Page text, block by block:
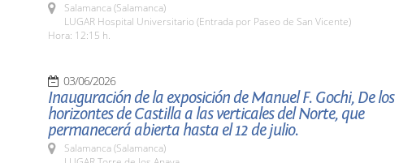
Salamanca (Salamanca)
LUGAR Hospital Universitario (Entrada por Paseo de San Vicente)
Hora: 12:15 h.
03/06/2026
Inauguración de la exposición de Manuel F. Gochi, De los
horizontes de Castilla a las verticales del Norte, que
permanecerá abierta hasta el 12 de julio.
Salamanca (Salamanca)